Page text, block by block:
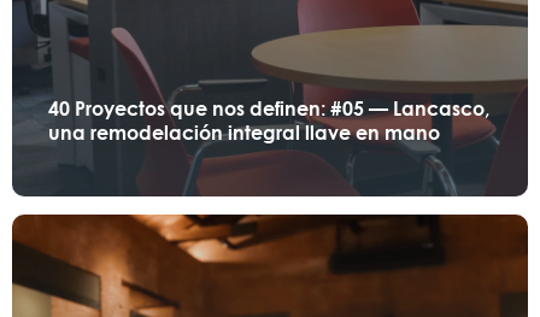
40 Proyectos que nos definen: #05 — Lancasco,
una remodelación integral llave en mano